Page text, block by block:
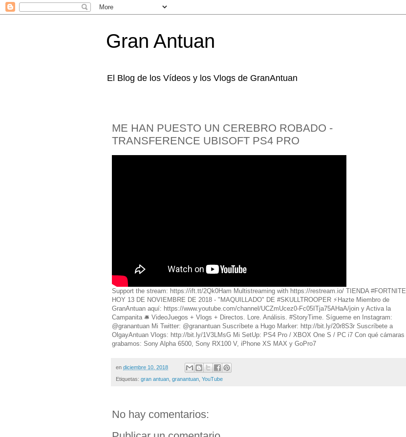
Gran Antuan
El Blog de los Vídeos y los Vlogs de GranAntuan
ME HAN PUESTO UN CEREBRO ROBADO -
TRANSFERENCE UBISOFT PS4 PRO
Support the stream: https://ift.tt/2Qk0Ham Multistreaming with https://restream.io/ TIENDA #FORTNITE
HOY 13 DE NOVIEMBRE DE 2018 - "MAQUILLADO" DE #SKULLTROOPER ⚡️Hazte Miembro de
GranAntuan aquí: https://www.youtube.com/channel/UCZmUcez0-Fc05ITja75AHaA/join y Activa la
Campanita 🛎 VideoJuegos + Vlogs + Directos. Lore. Análisis. #StoryTime. Sígueme en Instagram:
@granantuan Mi Twitter: @granantuan Suscríbete a Hugo Marker: http://bit.ly/20r8S3r Suscríbete a
OlgayAntuan Vlogs: http://bit.ly/1V3LMsG Mi SetUp: PS4 Pro / XBOX One S / PC i7 Con qué cámaras
grabamos: Sony Alpha 6500, Sony RX100 V, iPhone XS MAX y GoPro7
en diciembre 10, 2018
Etiquetas: gran antuan granantuan YouTube
No hay comentarios: